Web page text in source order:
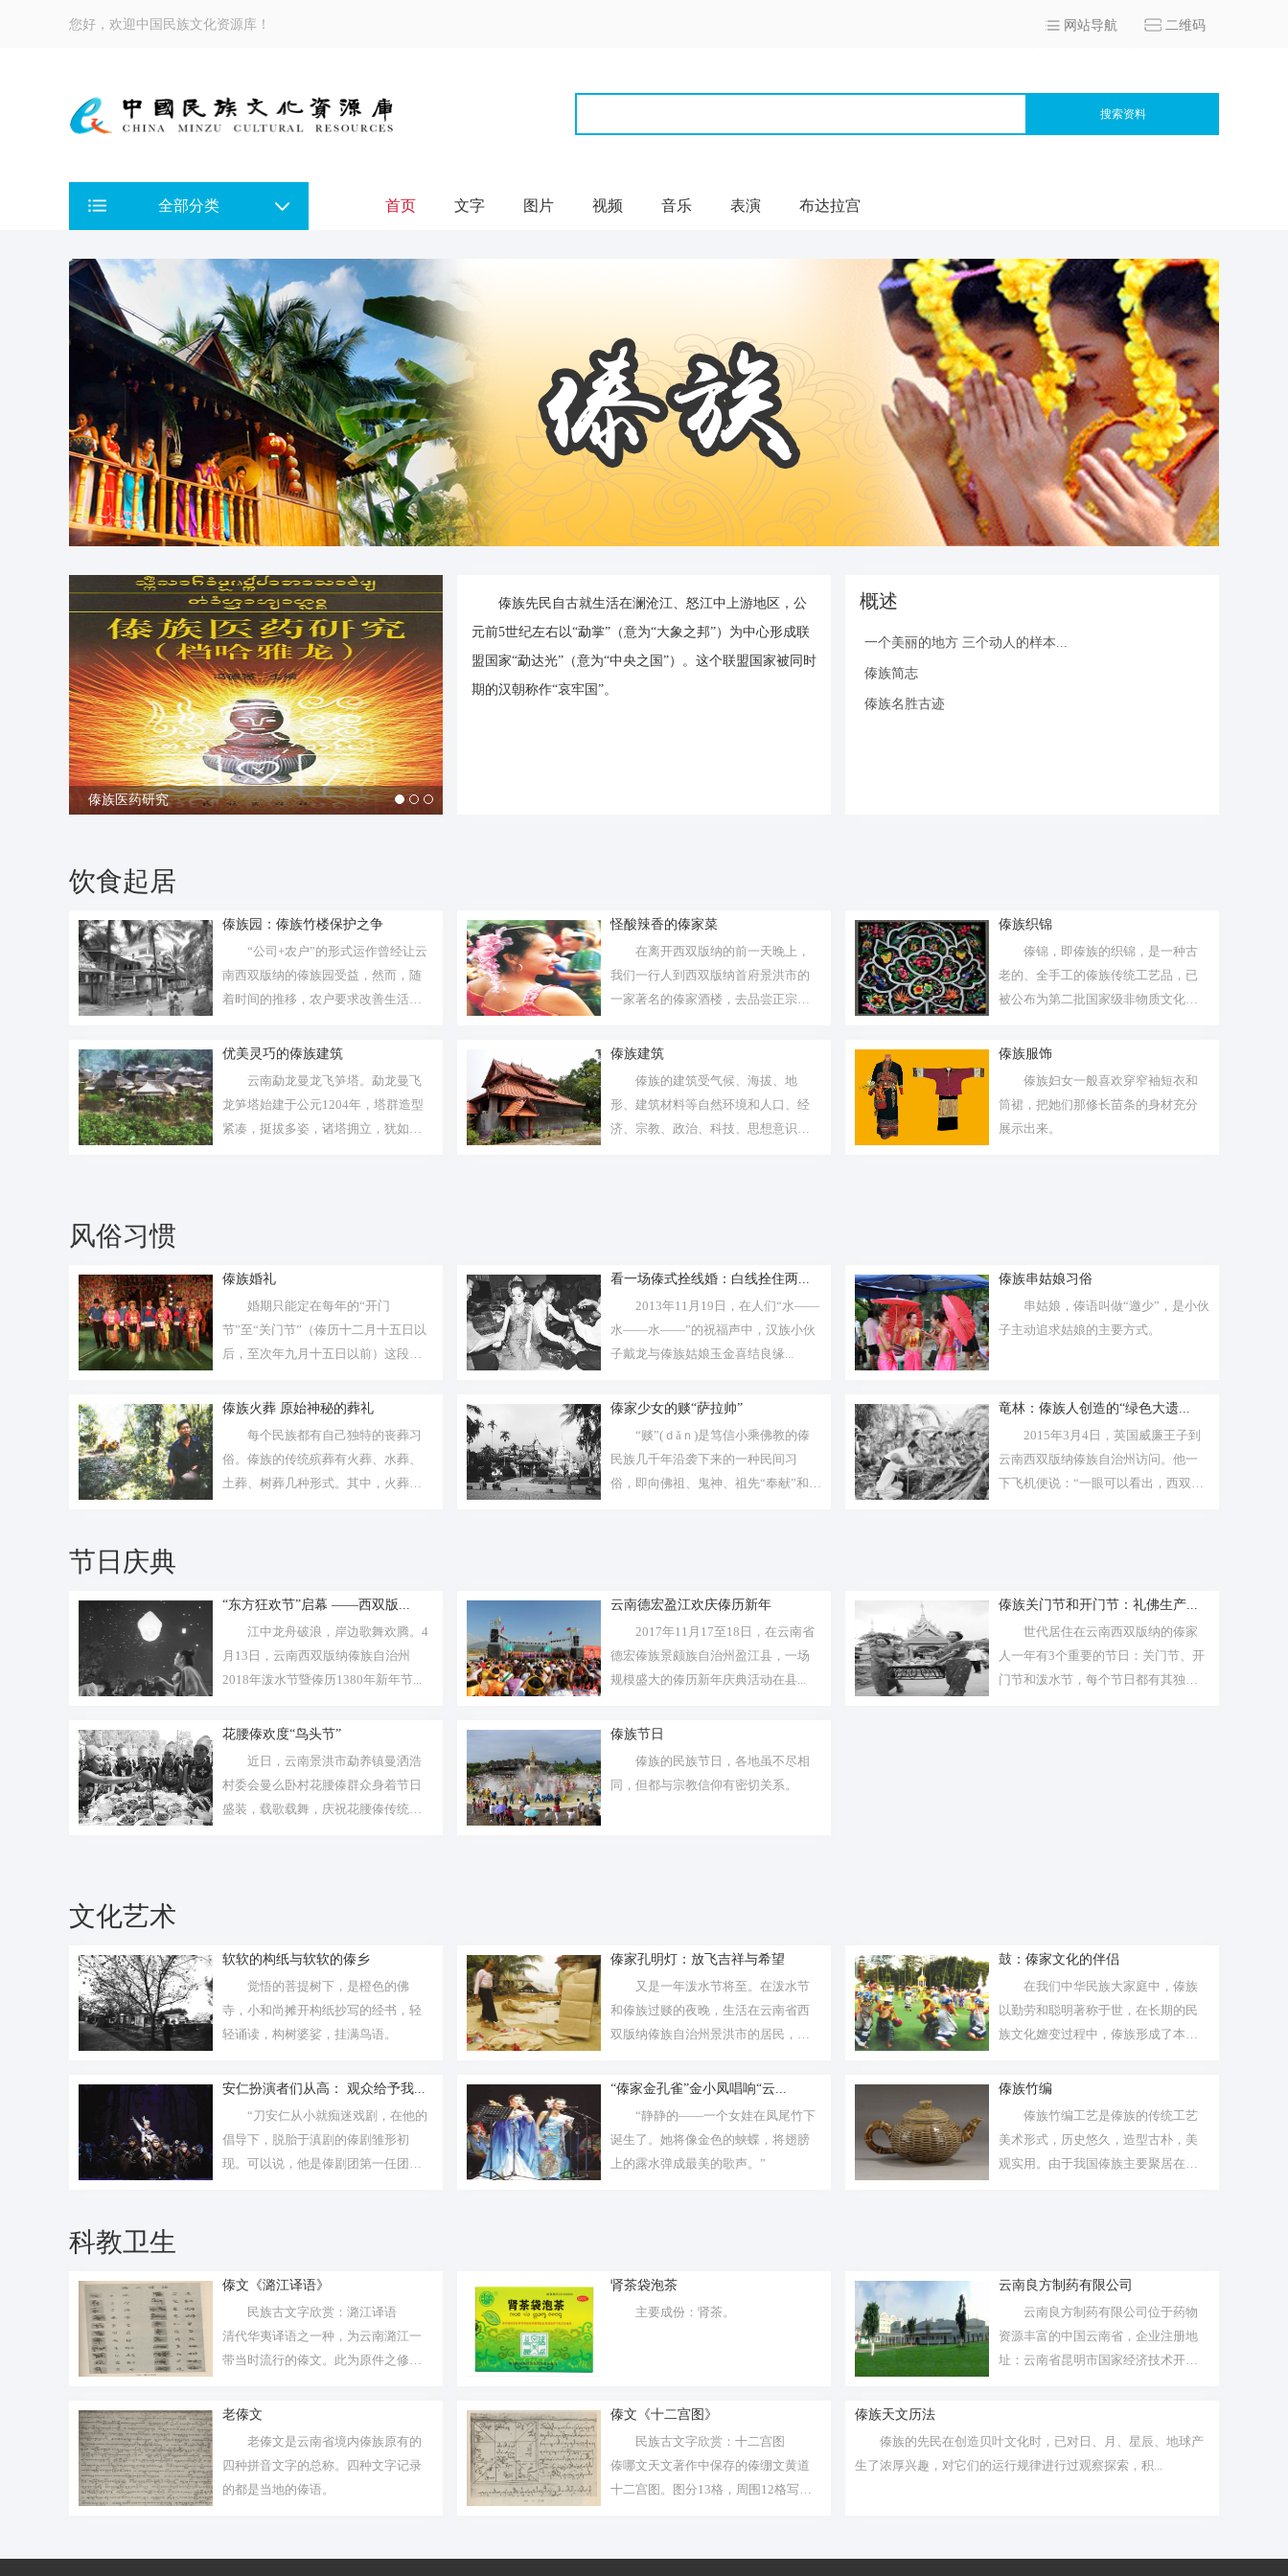
您好，欢迎中国民族文化资源库！ 网站导航 二维码
搜索资料
全部分类 首页 文字 图片 视频 音乐 表演 布达拉宫
傣族医药研究
傣族先民自古就生活在澜沧江、怒江中上游地区，公
元前5世纪左右以“勐掌”（意为“大象之邦”）为中心形成联
盟国家“勐达光”（意为“中央之国”）。这个联盟国家被同时
期的汉朝称作“哀牢国”。
概述
一个美丽的地方 三个动人的样本...
傣族简志
傣族名胜古迹
饮食起居
傣族园：傣族竹楼保护之争
“公司+农户”的形式运作曾经让云
南西双版纳的傣族园受益，然而，随
着时间的推移，农户要求改善生活条
怪酸辣香的傣家菜
在离开西双版纳的前一天晚上，
我们一行人到西双版纳首府景洪市的
一家著名的傣家酒楼，去品尝正宗的
傣族织锦
傣锦，即傣族的织锦，是一种古
老的、全手工的傣族传统工艺品，已
被公布为第二批国家级非物质文化遗
优美灵巧的傣族建筑
云南勐龙曼龙飞笋塔。勐龙曼飞
龙笋塔始建于公元1204年，塔群造型
紧凑，挺拔多姿，诸塔拥立，犹如雨
傣族建筑
傣族的建筑受气候、海拔、地
形、建筑材料等自然环境和人口、经
济、宗教、政治、科技、思想意识等
傣族服饰
傣族妇女一般喜欢穿窄袖短衣和
筒裙，把她们那修长苗条的身材充分
展示出来。
风俗习惯
傣族婚礼
婚期只能定在每年的“开门
节”至“关门节”（傣历十二月十五日以
后，至次年九月十五日以前）这段时
看一场傣式拴线婚：白线拴住两...
2013年11月19日，在人们“水——
水——水——”的祝福声中，汉族小伙
子戴龙与傣族姑娘玉金喜结良缘...
傣族串姑娘习俗
串姑娘，傣语叫做“邀少”，是小伙
子主动追求姑娘的主要方式。
傣族火葬 原始神秘的葬礼
每个民族都有自己独特的丧葬习
俗。傣族的传统殡葬有火葬、水葬、
土葬、树葬几种形式。其中，火葬是
傣家少女的赕“萨拉帅”
“赕”(ｄǎｎ)是笃信小乘佛教的傣
民族几千年沿袭下来的一种民间习
俗，即向佛祖、鬼神、祖先“奉献”和
竜林：傣族人创造的“绿色大遗...
2015年3月4日，英国威廉王子到
云南西双版纳傣族自治州访问。他一
下飞机便说：“一眼可以看出，西双
节日庆典
“东方狂欢节”启幕 ——西双版...
江中龙舟破浪，岸边歌舞欢腾。4
月13日，云南西双版纳傣族自治州
2018年泼水节暨傣历1380年新年节...
云南德宏盈江欢庆傣历新年
2017年11月17至18日，在云南省
德宏傣族景颇族自治州盈江县，一场
规模盛大的傣历新年庆典活动在县...
傣族关门节和开门节：礼佛生产...
世代居住在云南西双版纳的傣家
人一年有3个重要的节日：关门节、开
门节和泼水节，每个节日都有其独特
花腰傣欢度“鸟头节”
近日，云南景洪市勐养镇曼洒浩
村委会曼么卧村花腰傣群众身着节日
盛装，载歌载舞，庆祝花腰傣传统节
傣族节日
傣族的民族节日，各地虽不尽相
同，但都与宗教信仰有密切关系。
文化艺术
软软的构纸与软软的傣乡
觉悟的菩提树下，是橙色的佛
寺，小和尚摊开构纸抄写的经书，轻
轻诵读，构树婆娑，挂满鸟语。
傣家孔明灯：放飞吉祥与希望
又是一年泼水节将至。在泼水节
和傣族过赕的夜晚，生活在云南省西
双版纳傣族自治州景洪市的居民，总
鼓：傣家文化的伴侣
在我们中华民族大家庭中，傣族
以勤劳和聪明著称于世，在长期的民
族文化嬗变过程中，傣族形成了本民
安仁扮演者们从高： 观众给予我...
“刀安仁从小就痴迷戏剧，在他的
倡导下，脱胎于滇剧的傣剧雏形初
现。可以说，他是傣剧团第一任团
“傣家金孔雀”金小凤唱响“云...
“静静的——一个女娃在凤尾竹下
诞生了。她将像金色的蛱蝶，将翅膀
上的露水弹成最美的歌声。”
傣族竹编
傣族竹编工艺是傣族的传统工艺
美术形式，历史悠久，造型古朴，美
观实用。由于我国傣族主要聚居在云
科教卫生
傣文《潞江译语》
民族古文字欣赏：潞江译语
清代华夷译语之一种，为云南潞江一
带当时流行的傣文。此为原件之修补
肾茶袋泡茶
主要成份：肾茶。
云南良方制药有限公司
云南良方制药有限公司位于药物
资源丰富的中国云南省，企业注册地
址：云南省昆明市国家经济技术开发
老傣文
老傣文是云南省境内傣族原有的
四种拼音文字的总称。四种文字记录
的都是当地的傣语。
傣文《十二宫图》
民族古文字欣赏：十二宫图
傣哪文天文著作中保存的傣绷文黄道
十二宫图。图分13格，周围12格写傣
傣族天文历法
傣族的先民在创造贝叶文化时，已对日、月、星辰、地球产
生了浓厚兴趣，对它们的运行规律进行过观察探索，积...